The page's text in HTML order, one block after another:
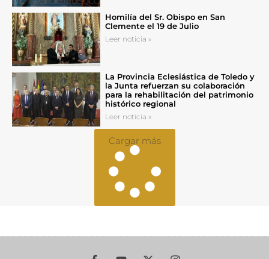
Homilía del Sr. Obispo en San
Clemente el 19 de Julio
Leer noticia »
La Provincia Eclesiástica de Toledo y
la Junta refuerzan su colaboración
para la rehabilitación del patrimonio
histórico regional
Leer noticia »
Cargar más